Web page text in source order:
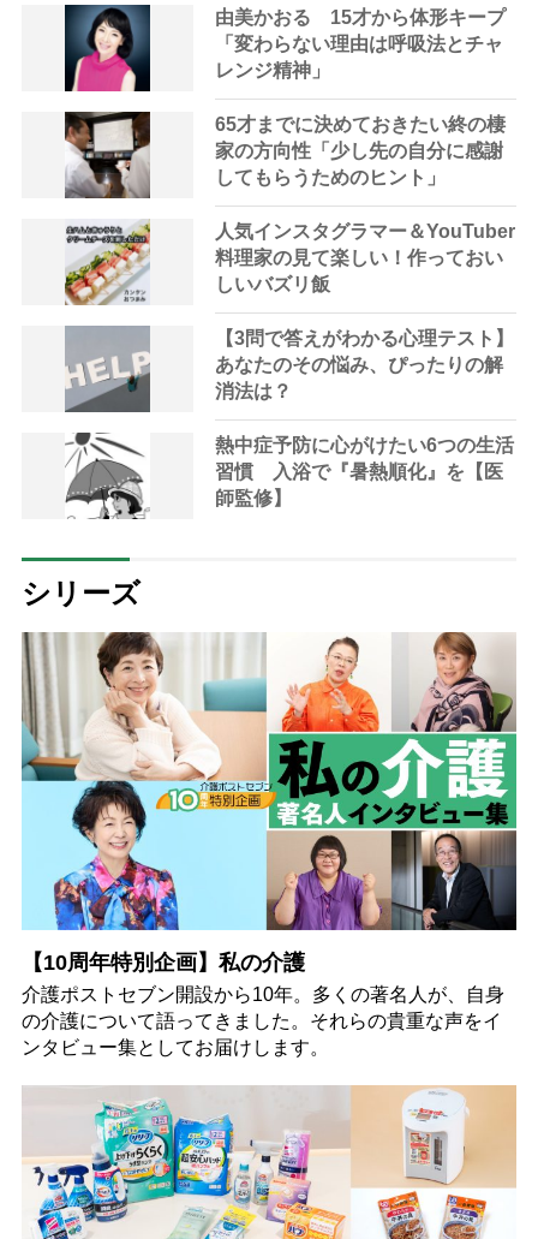
由美かおる 15才から体形キープ
「変わらない理由は呼吸法とチャ
レンジ精神」
65才までに決めておきたい終の棲
家の方向性「少し先の自分に感謝
してもらうためのヒント」
人気インスタグラマー＆YouTuber
料理家の見て楽しい！作っておい
しいバズリ飯
【3問で答えがわかる心理テスト】
あなたのその悩み、ぴったりの解
消法は？
熱中症予防に心がけたい6つの生活
習慣 入浴で『暑熱順化』を【医
師監修】
シリーズ
【10周年特別企画】私の介護
介護ポストセブン開設から10年。多くの著名人が、自身
の介護について語ってきました。それらの貴重な声をイ
ンタビュー集としてお届けします。